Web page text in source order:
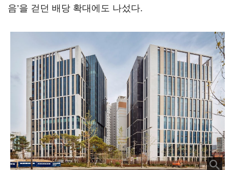
음’을 걷던 배당 확대에도 나섰다.